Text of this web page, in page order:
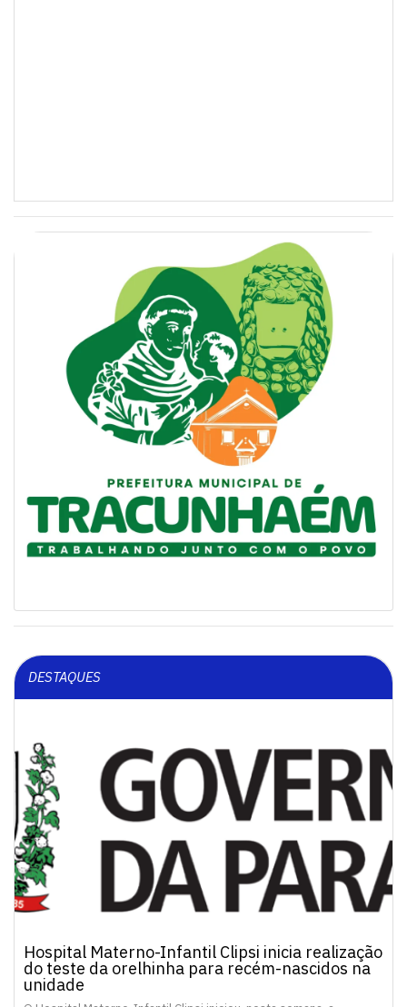
DESTAQUES
Hospital Materno-Infantil Clipsi inicia realização
do teste da orelhinha para recém-nascidos na
unidade